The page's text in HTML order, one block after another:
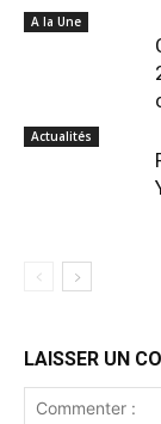
A la Une
Actualités
LAISSER UN